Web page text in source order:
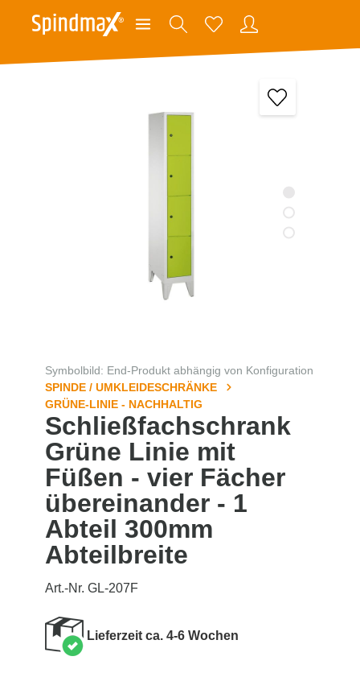
Symbolbild: End-Produkt abhängig von Konfiguration
SPINDE / UMKLEIDESCHRÄNKE
GRÜNE-LINIE - NACHHALTIG
Schließfachschrank
Grüne Linie mit
Füßen - vier Fächer
übereinander - 1
Abteil 300mm
Abteilbreite
Art.-Nr. GL-207F
Lieferzeit ca. 4-6 Wochen